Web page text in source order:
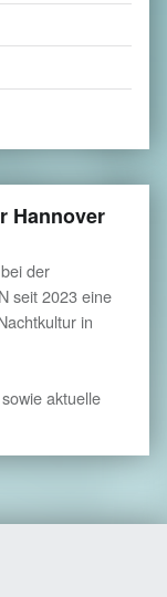
Hannover
der
seit 2023 eine
in
sowie aktuelle